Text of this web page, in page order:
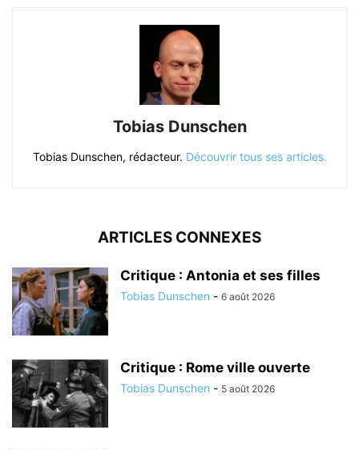
Tobias Dunschen
Tobias Dunschen, rédacteur. Découvrir tous ses articles.
ARTICLES CONNEXES
Critique : Antonia et ses filles
Tobias Dunschen - 6 août 2026
Critique : Rome ville ouverte
Tobias Dunschen - 5 août 2026